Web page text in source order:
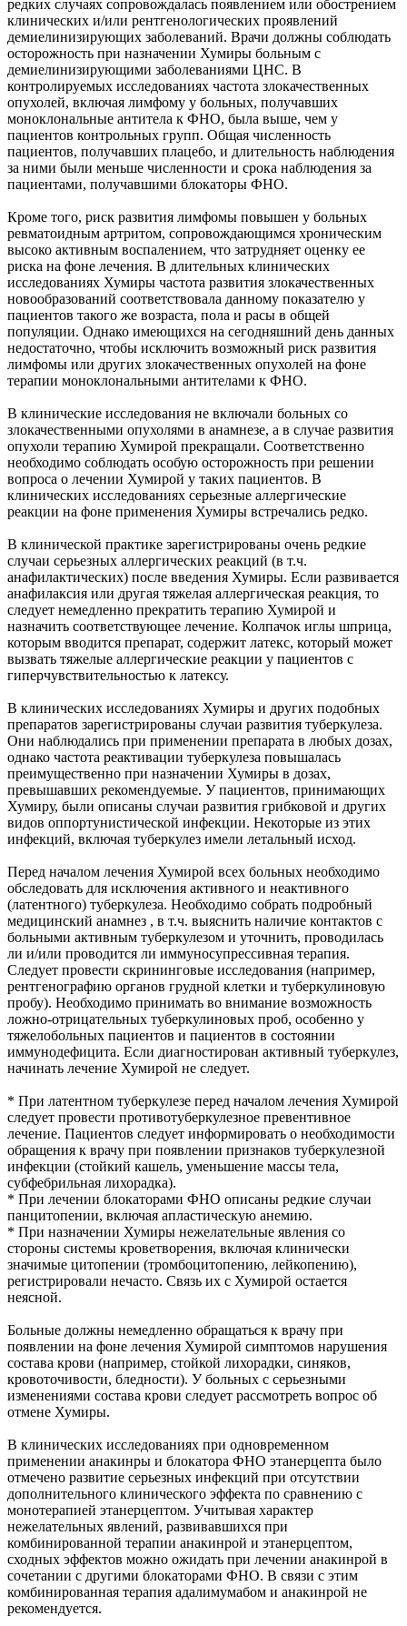
редких случаях сопровождалась появлением или обострением
клинических и/или рентгенологических проявлений
демиелинизирующих заболеваний. Врачи должны соблюдать
осторожность при назначении Хумиры больным с
демиелинизирующими заболеваниями ЦНС. В
контролируемых исследованиях частота злокачественных
опухолей, включая лимфому у больных, получавших
моноклональные антитела к ФНО, была выше, чем у
пациентов контрольных групп. Общая численность
пациентов, получавших плацебо, и длительность наблюдения
за ними были меньше численности и срока наблюдения за
пациентами, получавшими блокаторы ФНО.
Кроме того, риск развития лимфомы повышен у больных
ревматоидным артритом, сопровождающимся хроническим
высоко активным воспалением, что затрудняет оценку ее
риска на фоне лечения. В длительных клинических
исследованиях Хумиры частота развития злокачественных
новообразований соответствовала данному показателю у
пациентов такого же возраста, пола и расы в общей
популяции. Однако имеющихся на сегодняшний день данных
недостаточно, чтобы исключить возможный риск развития
лимфомы или других злокачественных опухолей на фоне
терапии моноклональными антителами к ФНО.
В клинические исследования не включали больных со
злокачественными опухолями в анамнезе, а в случае развития
опухоли терапию Хумирой прекращали. Соответственно
необходимо соблюдать особую осторожность при решении
вопроса о лечении Хумирой у таких пациентов. В
клинических исследованиях серьезные аллергические
реакции на фоне применения Хумиры встречались редко.
В клинической практике зарегистрированы очень редкие
случаи серьезных аллергических реакций (в т.ч.
анафилактических) после введения Хумиры. Если развивается
анафилаксия или другая тяжелая аллергическая реакция, то
следует немедленно прекратить терапию Хумирой и
назначить соответствующее лечение. Колпачок иглы шприца,
которым вводится препарат, содержит латекс, который может
вызвать тяжелые аллергические реакции у пациентов с
гиперчувствительностью к латексу.
В клинических исследованиях Хумиры и других подобных
препаратов зарегистрированы случаи развития туберкулеза.
Они наблюдались при применении препарата в любых дозах,
однако частота реактивации туберкулеза повышалась
преимущественно при назначении Хумиры в дозах,
превышавших рекомендуемые. У пациентов, принимающих
Хумиру, были описаны случаи развития грибковой и других
видов оппортунистической инфекции. Некоторые из этих
инфекций, включая туберкулез имели летальный исход.
Перед началом лечения Хумирой всех больных необходимо
обследовать для исключения активного и неактивного
(латентного) туберкулеза. Необходимо собрать подробный
медицинский анамнез , в т.ч. выяснить наличие контактов с
больными активным туберкулезом и уточнить, проводилась
ли и/или проводится ли иммуносупрессивная терапия.
Следует провести скрининговые исследования (например,
рентгенографию органов грудной клетки и туберкулиновую
пробу). Необходимо принимать во внимание возможность
ложно-отрицательных туберкулиновых проб, особенно у
тяжелобольных пациентов и пациентов в состоянии
иммунодефицита. Если диагностирован активный туберкулез,
начинать лечение Хумирой не следует.
* При латентном туберкулезе перед началом лечения Хумирой
следует провести противотуберкулезное превентивное
лечение. Пациентов следует информировать о необходимости
обращения к врачу при появлении признаков туберкулезной
инфекции (стойкий кашель, уменьшение массы тела,
субфебрильная лихорадка).
* При лечении блокаторами ФНО описаны редкие случаи
панцитопении, включая апластическую анемию.
* При назначении Хумиры нежелательные явления со
стороны системы кроветворения, включая клинически
значимые цитопении (тромбоцитопению, лейкопению),
регистрировали нечасто. Связь их с Хумирой остается
неясной.
Больные должны немедленно обращаться к врачу при
появлении на фоне лечения Хумирой симптомов нарушения
состава крови (например, стойкой лихорадки, синяков,
кровоточивости, бледности). У больных с серьезными
изменениями состава крови следует рассмотреть вопрос об
отмене Хумиры.
В клинических исследованиях при одновременном
применении анакинры и блокатора ФНО этанерцепта было
отмечено развитие серьезных инфекций при отсутствии
дополнительного клинического эффекта по сравнению с
монотерапией этанерцептом. Учитывая характер
нежелательных явлений, развивавшихся при
комбинированной терапии анакинрой и этанерцептом,
сходных эффектов можно ожидать при лечении анакинрой в
сочетании с другими блокаторами ФНО. В связи с этим
комбинированная терапия адалимумабом и анакинрой не
рекомендуется.